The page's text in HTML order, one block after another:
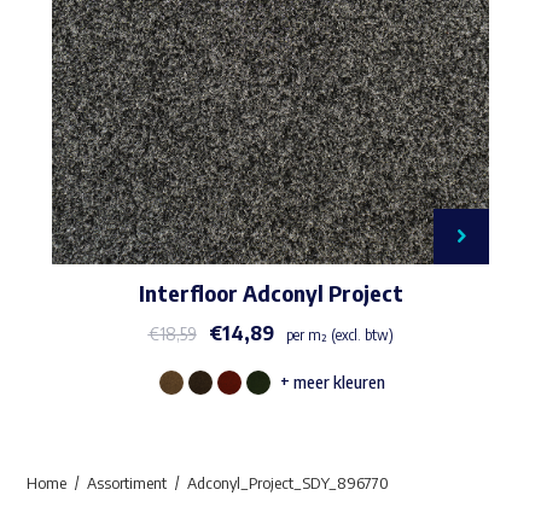
Interfloor Adconyl Project
€18,59 €14,89 per m² (excl. btw)
Dit
meerdere
+ meer kleuren
Home Assortiment Adconyl_Project_SDY_896770